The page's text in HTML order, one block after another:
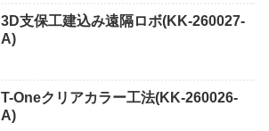
3D支保工建込み遠隔ロボ(KK-260027-
A)
T-Oneクリアカラー工法(KK-260026-
A)